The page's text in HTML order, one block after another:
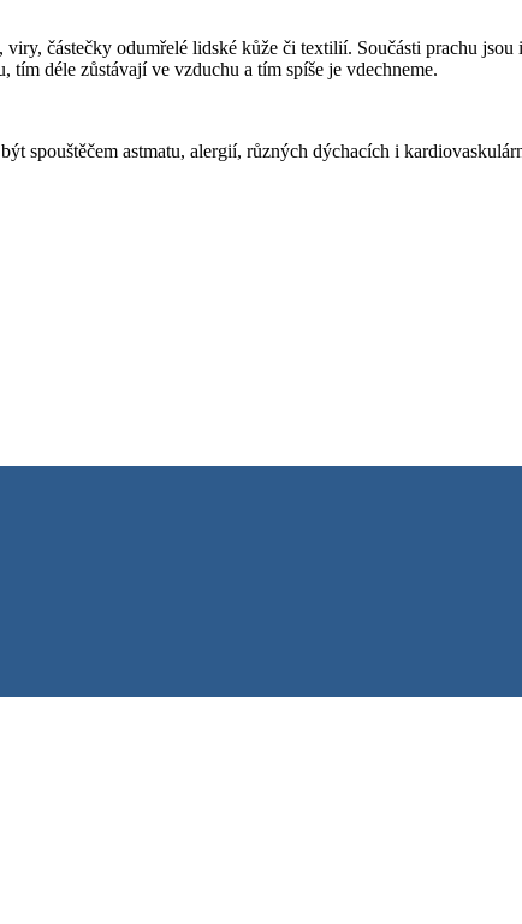
částečky odumřelé lidské kůže či textilií. Součásti prachu
déle zůstávají ve vzduchu a tím spíše je vdechneme.
spouštěčem astmatu, alergií, různých dýchacích i